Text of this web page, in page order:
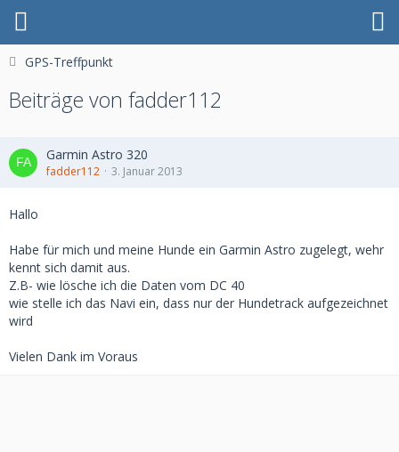
GPS-Treffpunkt
Beiträge von fadder112
Garmin Astro 320
fadder112 3. Januar 2013
Hallo
Habe für mich und meine Hunde ein Garmin Astro zugelegt, wehr
kennt sich damit aus.
Z.B- wie lösche ich die Daten vom DC 40
wie stelle ich das Navi ein, dass nur der Hundetrack aufgezeichnet
wird
Vielen Dank im Voraus